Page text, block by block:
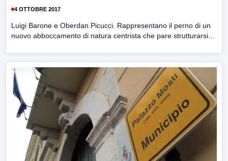
4 OTTOBRE 2017
Luigi Barone e Oberdan Picucci. Rappresentano il perno di un
nuovo abboccamento di natura centrista che pare strutturarsi...